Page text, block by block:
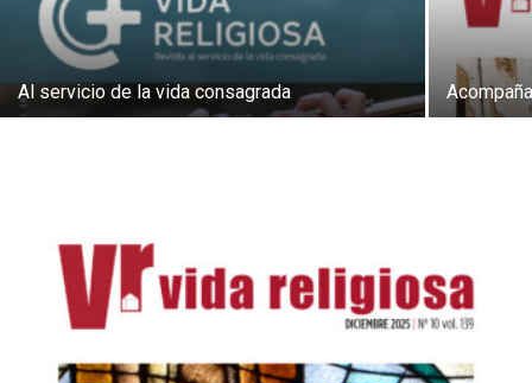
Al servicio de la vida consagrada